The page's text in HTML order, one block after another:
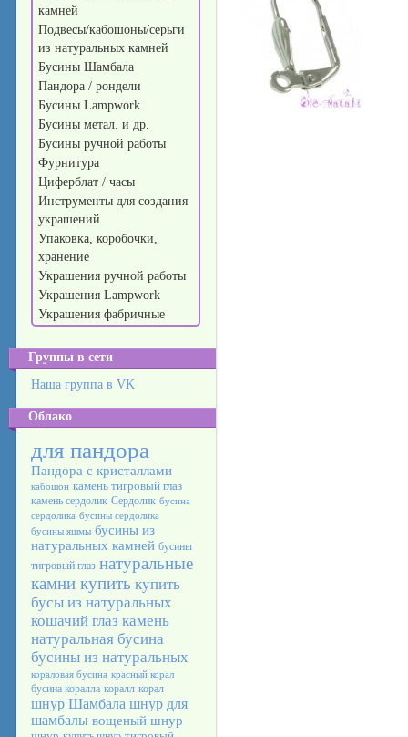
камней
Подвесы/кабошоны/серьги
из натуральных камней
Бусины Шамбала
Пандора / рондели
Бусины Lampwork
Бусины метал. и др.
Бусины ручной работы
Фурнитура
Циферблат / часы
Инструменты для создания
украшений
Упаковка, коробочки,
хранение
Украшения ручной работы
Украшения Lampwork
Украшения фабричные
Группы в сети
Наша группа в VK
Облако
для пандора
Пандора с кристаллами
кабошон камень тигровый глаз
камень сердолик Сердолик бусина
сердолика бусины сердолика
бусины яшмы бусины из
натуральных камней бусины
тигровый глаз натуральные
камни купить купить
бусы из натуральных
кошачий глаз камень
натуральная бусина
бусины из натуральных
кораловая бусина красный корал
бусина коралла коралл корал
шнур Шамбала шнур для
шамбалы вощеный шнур